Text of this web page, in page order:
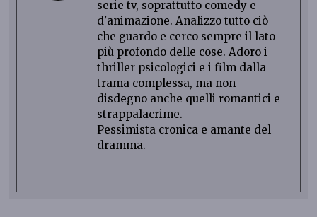
serie tv, soprattutto comedy e
d'animazione. Analizzo tutto ciò
che guardo e cerco sempre il lato
più profondo delle cose. Adoro i
thriller psicologici e i film dalla
trama complessa, ma non
disdegno anche quelli romantici e
strappalacrime.
Pessimista cronica e amante del
dramma.